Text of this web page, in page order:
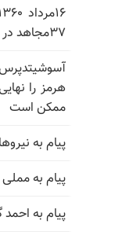
۳۷مجاهد در اوین
هرمز را
ممکن است
پیام به نیروهای
پیام به مملی
پیام به احمد